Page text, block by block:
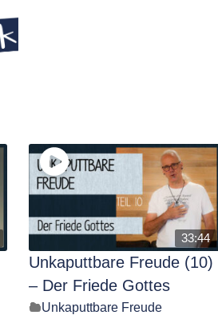
33:44
Unkaputtbare Freude (10)
– Der Friede Gottes
Unkaputtbare Freude